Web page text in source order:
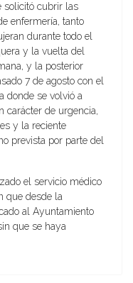
solicitó cubrir las
enfermería, tanto
durante todo el
y la vuelta del
y la posterior
7 de agosto con el
donde se volvió a
carácter de urgencia,
y la reciente
prevista por parte del
el servicio médico
que desde la
al Ayuntamiento
que se haya